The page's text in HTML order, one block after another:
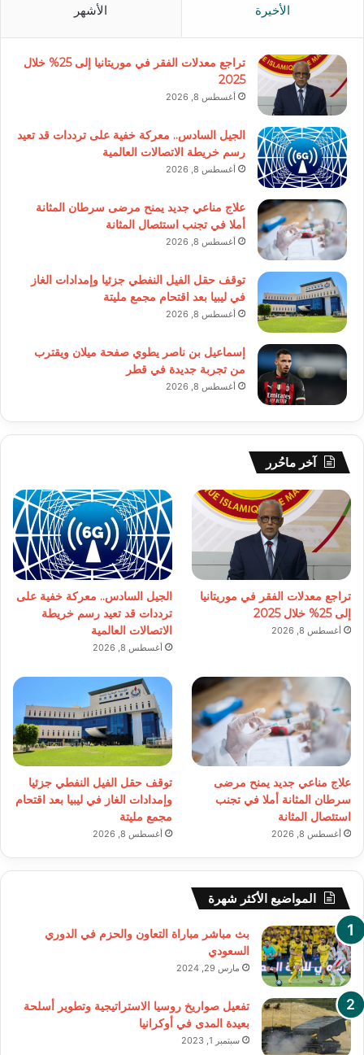
الأخيرة الأشهر
تراجع معدلات الفقر في موريتانيا إلى 25% خلال
2025
أغسطس 8, 2026
الجيل السادس.. معركة خفية على ترددات قد تعيد
رسم خريطة الاتصالات العالمية
أغسطس 8, 2026
علاج مناعي جديد يمنح مرضى سرطان المثانة
أملا في تجنب استئصال المثانة
أغسطس 8, 2026
توقف حقل الفيل النفطي جزئيا وإمدادات الغاز
في ليبيا بعد اقتحام مجمع مليتة
أغسطس 8, 2026
إسماعيل بن ناصر يطوي صفحة ميلان ويقترب
من تجربة جديدة في قطر
أغسطس 8, 2026
آخر ماحُرر
تراجع معدلات الفقر في موريتانيا
إلى 25% خلال 2025
أغسطس 8, 2026
الجيل السادس.. معركة خفية على
ترددات قد تعيد رسم خريطة
الاتصالات العالمية
أغسطس 8, 2026
علاج مناعي جديد يمنح مرضى
سرطان المثانة أملا في تجنب
استئصال المثانة
أغسطس 8, 2026
توقف حقل الفيل النفطي جزئيا
وإمدادات الغاز في ليبيا بعد اقتحام
مجمع مليتة
أغسطس 8, 2026
المواضيع الأكثر شهرة
بث مباشر مباراة التعاون والحزم في الدوري
السعودي
مارس 29, 2024
تفعيل صواريخ روسيا الاستراتيجية وتطوير أسلحة
بعيدة المدى في أوكرانيا
سبتمبر 1, 2023